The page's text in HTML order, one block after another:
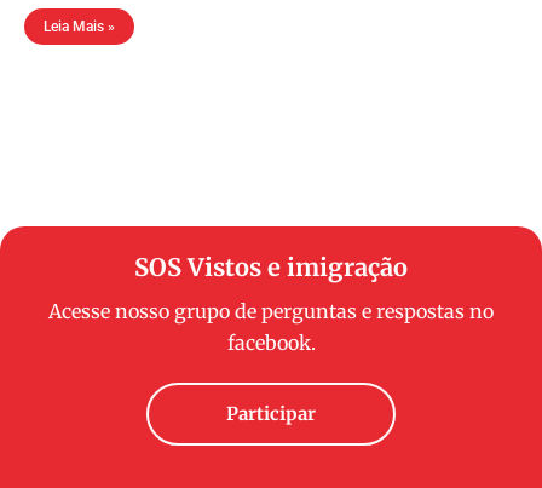
Leia Mais »
SOS Vistos e imigração
Acesse nosso grupo de perguntas e respostas no
facebook.
Participar